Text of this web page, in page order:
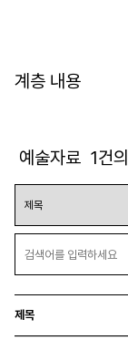
계층 내용
예술자료 1건
제목